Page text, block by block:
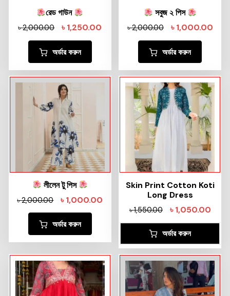
রেড গাউন
৳2,000.00 ৳1,250.00
অর্ডার করুন
সবুজ ২ পিস
৳2,000.00 ৳1,000.00
অর্ডার করুন
লীলেন টু পিস
৳2,000.00 ৳1,000.00
অর্ডার করুন
Skin Print Cotton Koti
Long Dress
৳1,550.00 ৳1,050.00
অর্ডার করুন